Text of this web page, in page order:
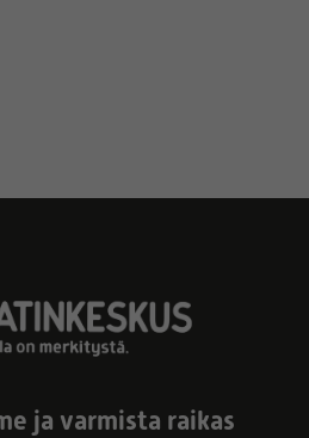
ja varmista raikas